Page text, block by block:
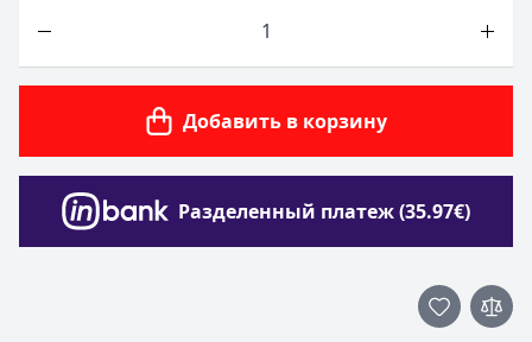
Добавить в корзину
Разделенный платеж (35.97€)